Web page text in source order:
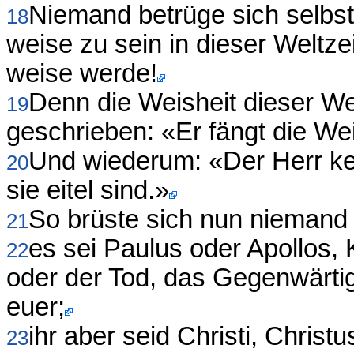
18Niemand betrüge sich
weise zu sein in dieser
weise werde!
19Denn die Weisheit dieser
geschrieben: «Er fängt die
20Und wiederum: «Der Herr
sie eitel sind.»
21So brüste sich nun
22es sei Paulus oder Apollos,
oder der Tod, das
euer;
23ihr aber seid Christi,